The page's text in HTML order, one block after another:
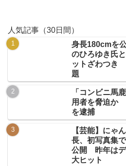
人気記事（30日間）
身長180cmを
のひろゆき氏
ットざわつき
題
「コンビニ馬
用者を脅迫か
を逮捕
【芸能】にゃ
長、初写真集
公開 昨年はデ
大ヒット